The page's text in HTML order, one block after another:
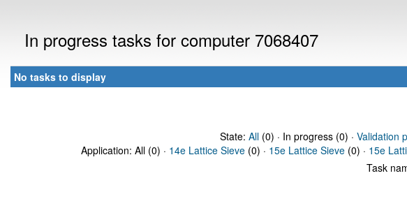
In progress tasks for computer 7068407
No tasks to display
State: All(0) · In progress (0) · Validation
Application: All (0) · 14e Lattice Sieve (0) · 15e Lattice Sieve (0) · 15e
Task